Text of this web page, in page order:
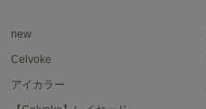
On
Onitsuka Tiger
new
Celvoke
アイカラー